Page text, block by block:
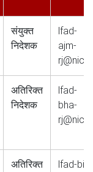
संयुक्त
निदेशक
lfad-
ajm-
rj@nic.in
अतिरिक्त
निदेशक
lfad-
bha-
rj@nic.in
अतिरिक्त
lfad-bik-